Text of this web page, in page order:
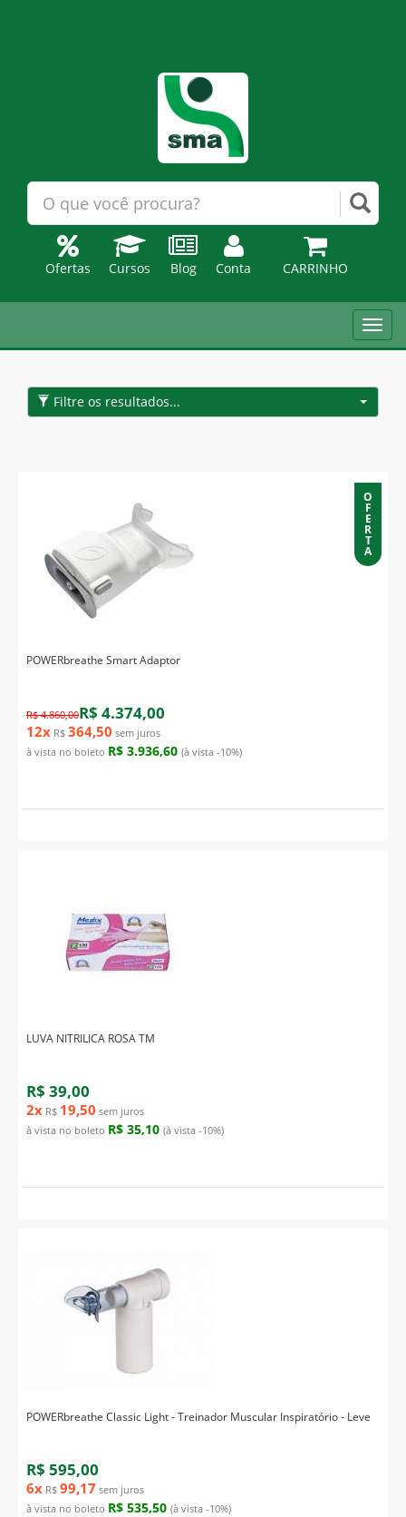
Ofertas Cursos Blog Conta CARRINHO
Filtre os resultados...
O
F
E
R
T
A
POWERbreathe Smart Adaptor
R$ 4.860,00R$ 4.374,00
12x R$ 364,50 sem juros
à vista no boleto R$ 3.936,60 (à vista -10%)
LUVA NITRILICA ROSA TM
R$ 39,00
2x R$ 19,50 sem juros
à vista no boleto R$ 35,10 (à vista -10%)
POWERbreathe Classic Light - Treinador Muscular Inspiratório - Leve
R$ 595,00
6x R$ 99,17 sem juros
à vista no boleto R$ 535,50 (à vista -10%)